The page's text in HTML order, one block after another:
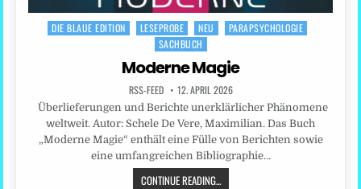
Posted
DIE BLAUE EDITION LESEPROBE NEU
PARAPSYCHOLOGIE
SACHBUCH
Moderne Magie
RSS-FEED 12. APRIL 2026
Überlieferungen und Berichte unerklärlicher Phänomene
weltweit. Autor: Schele De Vere, Maximilian. Das Buch
„Moderne Magie“ enthält eine Fülle von Berichten sowie
eine umfangreichen Bibliographie…
CONTINUE READING...